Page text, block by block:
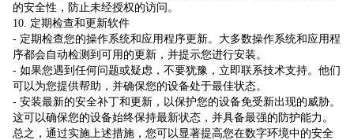
的安全性，防止未经授权的访问。
10. 定期检查和更新软件
- 定期检查您的操作系统和应用程序更新。大多数操作系统和应用程
序都会自动检测到可用的更新，并提示您进行安装。
- 如果您遇到任何问题或疑虑，不要犹豫，立即联系技术支持。他们
可以为您提供帮助，并确保您的设备处于最佳状态。
- 安装最新的安全补丁和更新，以保护您的设备免受新出现的威胁。
这可以确保您的设备始终保持最新状态，并具备最强的防护能力。
总之，通过实施上述措施，您可以显著提高您在数字环境中的安全